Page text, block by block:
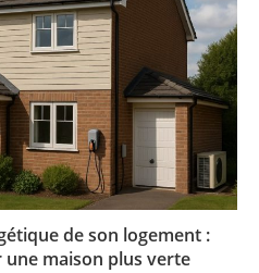
de son logement :
maison plus verte